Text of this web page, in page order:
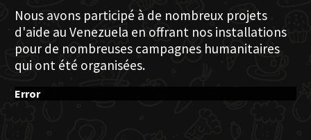
Nous avons participé à de nombreux projets
d'aide au Venezuela en offrant nos installations
pour de nombreuses campagnes humanitaires
qui ont été organisées.
Error